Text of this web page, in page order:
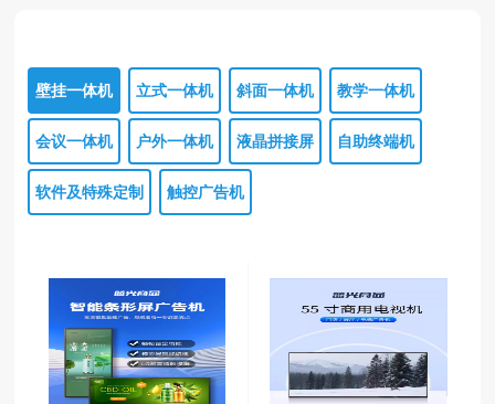
壁挂一体机 立式一体机 斜面一体机 教学一体机
会议一体机 户外一体机 液晶拼接屏 自助终端机
软件及特殊定制 触控广告机